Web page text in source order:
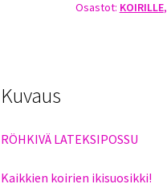
määrä
Osastot: KOIRILLE,
Kuvaus
RÖHKIVÄ LATEKSIPOSSU
Kaikkien koirien ikisuosikki!